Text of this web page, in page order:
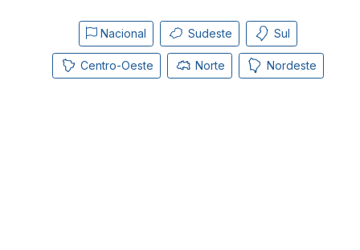
Nacional Sudeste Sul
Centro-Oeste Norte Nordeste